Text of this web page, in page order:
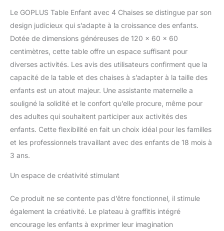
des enfants pendant leur
utilisation. Hauteur
Réglable : Grâce aux
différents œillets sur les
pieds de la table et de la
chaise, cette table avec 4
chaises peut être ajustée
de manière flexible à 7
hauteurs (48-50-52-54-
56-58-60cm) et la
chaise peut être ajustée
à 3 hauteurs (51-53-
55cm), s'adaptant ainsi
Conception Pratique :
dispose d'un grand
plateau de 120x60cm,
offrant un vaste espace
pour que les enfants
Le GOPLUS Table Enfant avec 4 Chaises se distingue par son
design judicieux qui s’adapte à la croissance des enfants.
Dotée de dimensions généreuses de 120 x 60 x 60
centimètres, cette table offre un espace suffisant pour
diverses activités. Les avis des utilisateurs confirment que la
capacité de la table et des chaises à s’adapter à la taille des
enfants est un atout majeur. Une assistante maternelle a
souligné la solidité et le confort qu’elle procure, même pour
des adultes qui souhaitent participer aux activités des
enfants. Cette flexibilité en fait un choix idéal pour les familles
et les professionnels travaillant avec des enfants de 18 mois à
3 ans.
Un espace de créativité stimulant
Ce produit ne se contente pas d’être fonctionnel, il stimule
également la créativité. Le plateau à graffitis intégré
encourage les enfants à exprimer leur imagination